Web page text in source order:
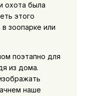
охота была
этого
зоопарке или
поэтапно для
из дома.
наше